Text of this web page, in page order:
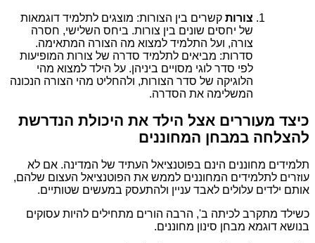
צורות קשרים בין הצורות: מוצגים לתלמיד דוגמאות
של יחסים שונים בין צורות. ביחס השלישי, חסרה
צורה, ועל התלמיד למצוא מה הצורה המתאימה.
סדרות: מביאים לתלמיד סדרה של צורות המופיעות
לפי סדר לוגי מסויים ביניהן. על הילד למצוא מהי
הלוגיקה של סדר הצורות, ולהחליט מהי הצורה הנכונה
המשלימה את הסדרה.
כיצד מעוררים אצל הילד את היכולת הנדרשת
להצלחה במבחן המחוננים
תלמידים מחוננים הינם בפוטנציאל העתיד של המדינה. אם לא
עוזרים לתלמידים המחוננים לממש את הפוטנציאל העצום שלהם,
אותם ילדים עלולים לאבד עניין ולהתעסק במעשים שטותיים.
כשילד מתקרב לכיתה ב', הרבה הורים מתחילים להיות עסוקים
בנושא דוגמא מבחן סינון מחוננים.